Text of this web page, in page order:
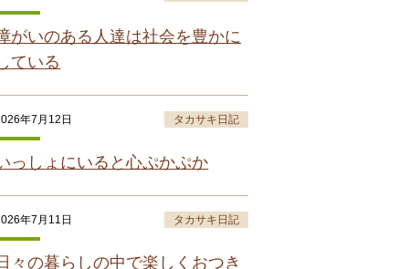
がいのある人達は社会を豊かに
ている
年7月12日 タカサキ日記
っしょにいると心ぷかぷか
年7月11日 タカサキ日記
々の暮らしの中で楽しくおつき